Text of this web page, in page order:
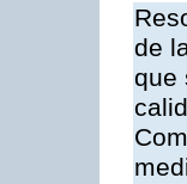
de
que